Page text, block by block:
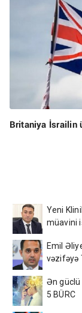
Britaniya İsrailin
Yeni
müavini
Emil
vəzifəyə
Ən güclü
5 BÜRC